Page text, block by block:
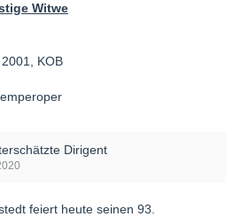
Witwe
KOB
Dirigent
feiert heute seinen 93.